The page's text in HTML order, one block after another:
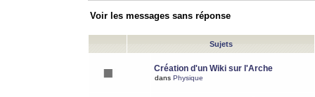
Voir les messages sans réponse
Sujets
Création d'un Wiki sur l'Arche
dans Physique